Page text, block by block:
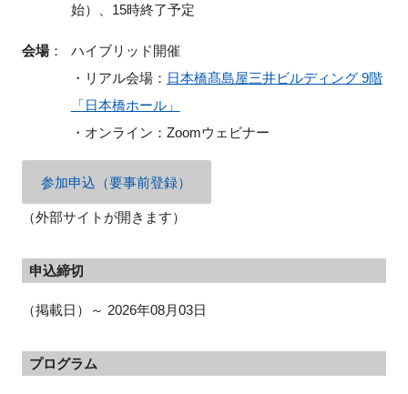
始）、15時終了予定
会場：
ハイブリッド開催
・リアル会場： 日本橋髙島屋三井ビルディング 9階
「日本橋ホール」
・オンライン：Zoomウェビナー
参加申込（要事前登録）
（外部サイトが開きます）
申込締切
（掲載日）～ 2026年08月03日
プログラム